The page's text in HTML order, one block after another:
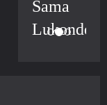
Sama
Lukonde